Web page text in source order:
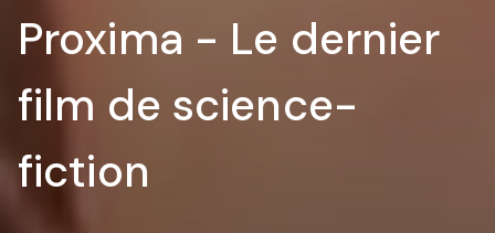
Proxima - Le dernier
film de science-
fiction